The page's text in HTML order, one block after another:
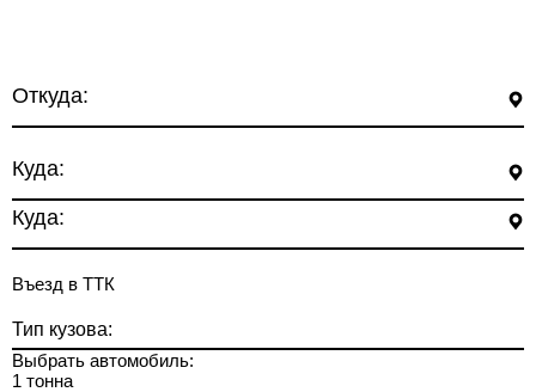
Откуда:
Куда:
Куда:
Въезд в ТТК
Тип кузова:
Выбрать автомобиль:
1 тонна